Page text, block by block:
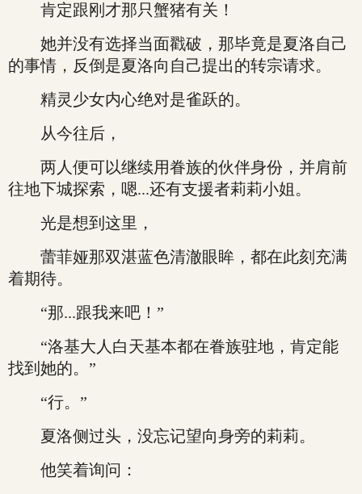
肯定跟刚才那只蟹猪有关！
她并没有选择当面戳破，那毕竟是夏洛自己
的事情，反倒是夏洛向自己提出的转宗请求。
精灵少女内心绝对是雀跃的。
从今往后，
两人便可以继续用眷族的伙伴身份，并肩前
往地下城探索，嗯...还有支援者莉莉小姐。
光是想到这里，
蕾菲娅那双湛蓝色清澈眼眸，都在此刻充满
着期待。
“那...跟我来吧！”
“洛基大人白天基本都在眷族驻地，肯定能
找到她的。”
“行。”
夏洛侧过头，没忘记望向身旁的莉莉。
他笑着询问：